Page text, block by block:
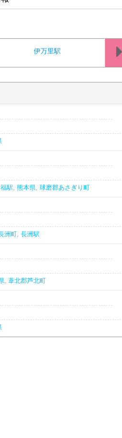
伊万里駅
駅 熊本県, 球磨郡あさぎり町
洲町, 長洲駅
, 葦北郡芦北町